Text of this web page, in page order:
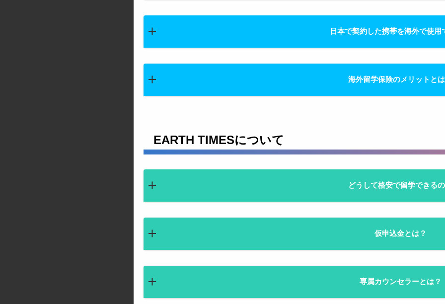
日本で契約した携帯を海外で使用
海外留学保険のメリットと
EARTH TIMESについて
どうして格安で留学できる
仮申込金とは？
専属カウンセラーとは？